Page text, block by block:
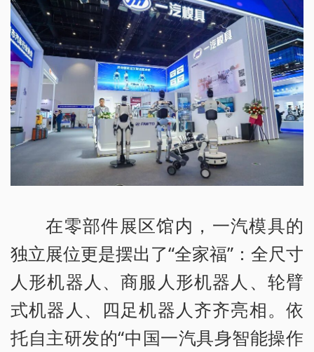
在零部件展区馆内，一汽模具的
独立展位更是摆出了“全家福”：全尺寸
人形机器人、商服人形机器人、轮臂
式机器人、四足机器人齐齐亮相。依
托自主研发的“中国一汽具身智能操作